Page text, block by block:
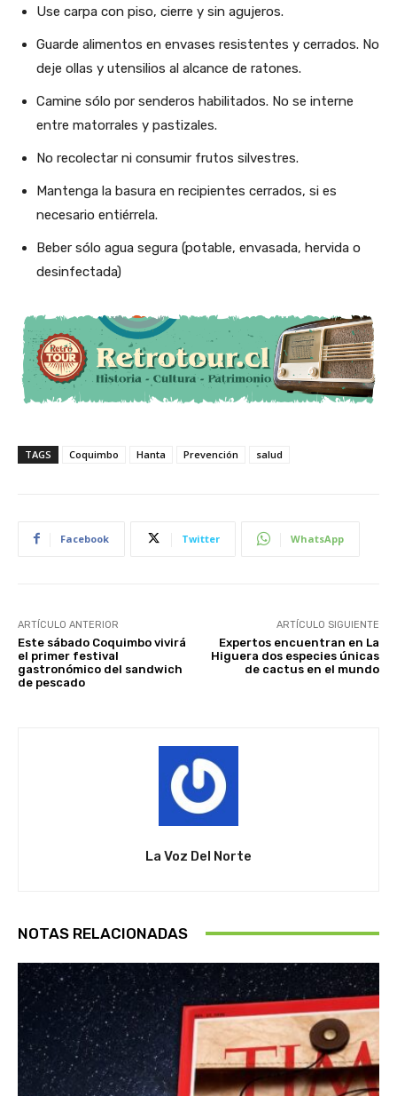
Use carpa con piso, cierre y sin agujeros.
Guarde alimentos en envases resistentes y cerrados. No
deje ollas y utensilios al alcance de ratones.
Camine sólo por senderos habilitados. No se interne
entre matorrales y pastizales.
No recolectar ni consumir frutos silvestres.
Mantenga la basura en recipientes cerrados, si es
necesario entiérrela.
Beber sólo agua segura (potable, envasada, hervida o
desinfectada)
TAGS Coquimbo Hanta Prevención salud
Facebook Twitter WhatsApp
ARTÍCULO ANTERIOR
Este sábado Coquimbo vivirá
el primer festival
gastronómico del sandwich
de pescado
ARTÍCULO SIGUIENTE
Expertos encuentran en La
Higuera dos especies únicas
de cactus en el mundo
La Voz Del Norte
NOTAS RELACIONADAS